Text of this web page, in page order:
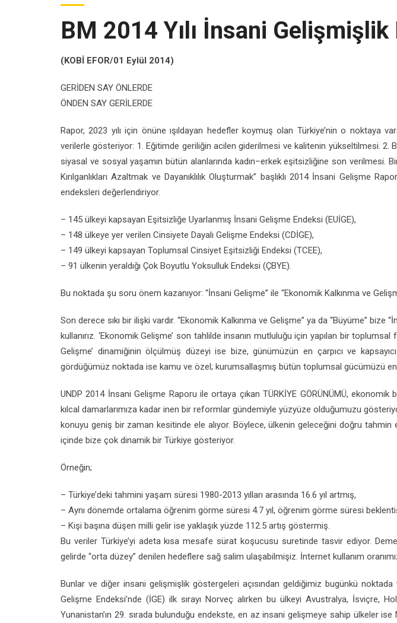
BM 2014 Yılı İnsani Gelişmişlik
(KOBİ EFOR/01 Eylül 2014)
GERİDEN SAY ÖNLERDE
ÖNDEN SAY GERİLERDE
Rapor, 2023 yılı için önüne ışıldayan hedefler koymuş olan Türkiye’nin o noktaya
verilerle gösteriyor: 1. Eğitimde geriliğin acilen giderilmesi ve kalitenin yükseltilmesi. 2.
siyasal ve sosyal yaşamın bütün alanlarında kadın–erkek eşitsizliğine son verilmesi.
Kırılganlıkları Azaltmak ve Dayanıklılık Oluşturmak” başlıklı 2014 İnsani Gelişme
endeksleri değerlendiriyor.
– 145 ülkeyi kapsayan Eşitsizliğe Uyarlanmış İnsani Gelişme Endeksi (EUİGE),
– 148 ülkeye yer verilen Cinsiyete Dayalı Gelişme Endeksi (CDİGE),
– 149 ülkeyi kapsayan Toplumsal Cinsiyet Eşitsizliği Endeksi (TCEE),
– 91 ülkenin yeraldığı Çok Boyutlu Yoksulluk Endeksi (ÇBYE).
Bu noktada şu soru önem kazanıyor: “İnsani Gelişme” ile “Ekonomik Kalkınma ve
Son derece sıkı bir ilişki vardır. “Ekonomik Kalkınma ve Gelişme” ya da “Büyüme”
kullanırız. ‘Ekonomik Gelişme’ son tahlilde insanın mutluluğu için yapılan bir
Gelişme’ dinamiğinin ölçülmüş düzeyi ise bize, günümüzün en çarpıcı ve
gördüğümüz noktada ise kamu ve özel; kurumsallaşmış bütün toplumsal gücümüzü
UNDP 2014 İnsani Gelişme Raporu ile ortaya çıkan TÜRKİYE GÖRÜNÜMÜ,
kılcal damarlarımıza kadar inen bir reformlar gündemiyle yüzyüze olduğumuzu
konuyu geniş bir zaman kesitinde ele alıyor. Böylece, ülkenin geleceğini doğru
içinde bize çok dinamik bir Türkiye gösteriyor.
Örneğin;
– Türkiye’deki tahmini yaşam süresi 1980-2013 yılları arasında 16.6 yıl artmış,
– Aynı dönemde ortalama öğrenim görme süresi 4.7 yıl, öğrenim görme süresi
– Kişi başına düşen milli gelir ise yaklaşık yüzde 112.5 artış göstermiş.
Bu veriler Türkiye’yi adeta kısa mesafe sürat koşucusu suretinde tasvir ediyor.
gelirde “orta düzey” denilen hedeflere sağ salim ulaşabilmişiz. İnternet kullanım
Bunlar ve diğer insani gelişmişlik göstergeleri açısından geldiğimiz bugünkü
Gelişme Endeksi’nde (İGE) ilk sırayı Norveç alırken bu ülkeyi Avustralya, İsviçre,
Yunanistan’ın 29. sırada bulunduğu endekste, en az insani gelişmeye sahip ülkeler